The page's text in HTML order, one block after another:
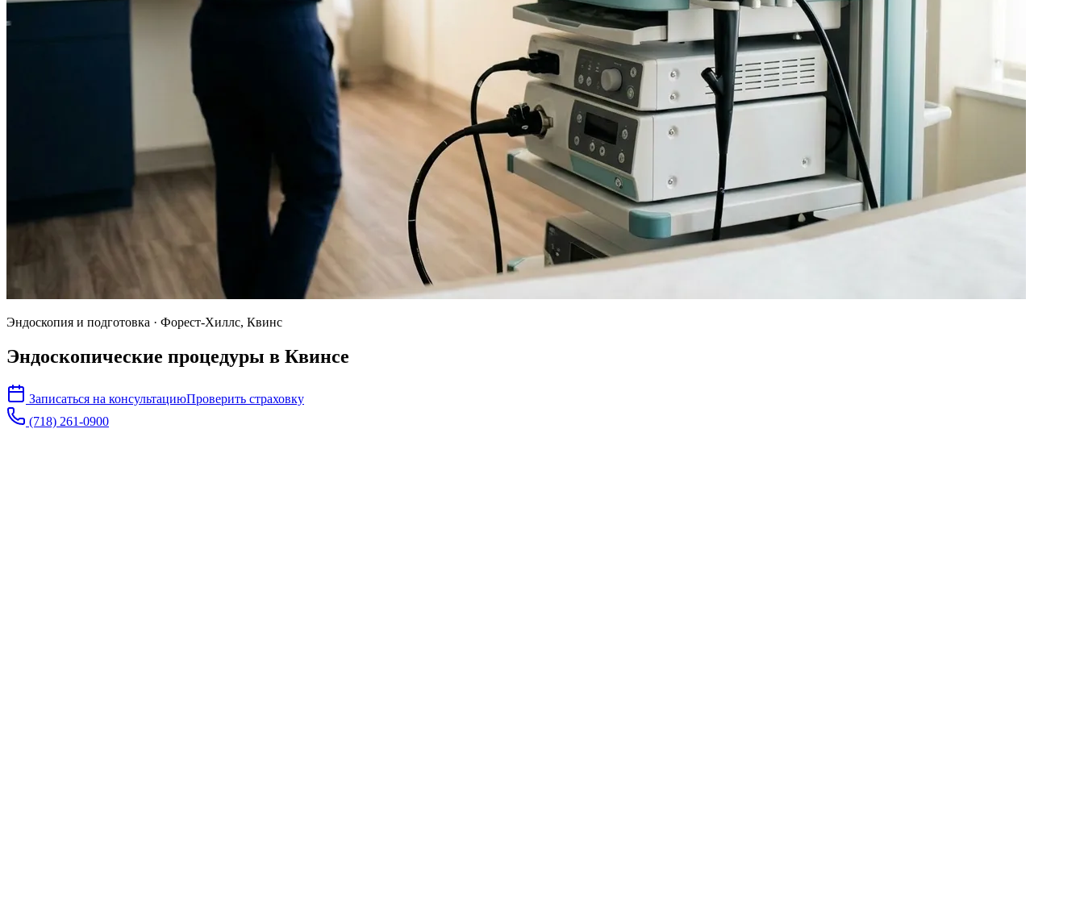
Эндоскопия и подготовка · Форест-Хиллс, Квинс
Эндоскопические процедуры в Квинсе
Записаться на консультациюПроверить страховку
(718) 261-0900